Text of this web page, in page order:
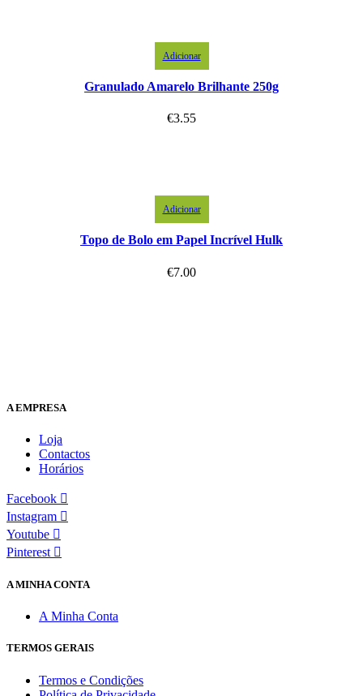
Adicionar
Granulado Amarelo Brilhante 250g
€3.55
Adicionar
Topo de Bolo em Papel Incrível Hulk
€7.00
A EMPRESA
Loja
Contactos
Horários
Facebook
Instagram
Youtube
Pinterest
A MINHA CONTA
A Minha Conta
TERMOS GERAIS
Termos e Condições